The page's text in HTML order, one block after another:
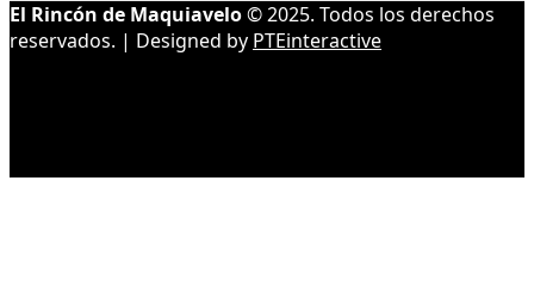
El Rincón de Maquiavelo© 2025. Todos los derechos
reservados. | Designed by PTEinteractive